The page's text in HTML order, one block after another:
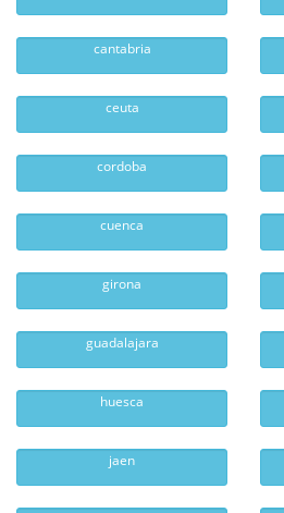
cantabria
ceuta
cordoba
cuenca
girona
guadalajara
huesca
jaen